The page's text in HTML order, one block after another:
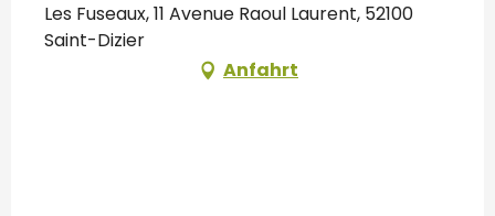
Les Fuseaux, 11 Avenue Raoul Laurent, 52100
Saint-Dizier
Anfahrt